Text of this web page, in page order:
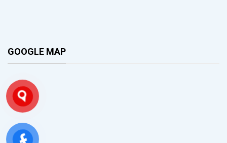
GOOGLE MAP